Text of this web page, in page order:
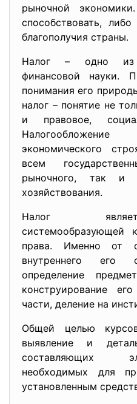
рыночной
способствовать,
благополучия страны.
Налог – одно из
финансовой науки.
понимания его
налог – понятие не
и правовое,
экономического
всем
рыночного, так и
хозяйствования.
Налог
системообразующей
права. Именно от
внутреннего его
определение
конструирование
части, деление на
Общей целью
выявление и
составляющих
необходимых для
установленным